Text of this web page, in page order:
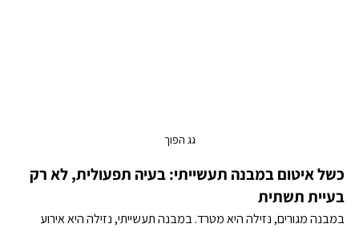
גג הפוך
כשל איטום במבנה תעשייתי: בעיה תפעולית, לא רק
בעיית תשתית
במבנה מגורים, נזילה היא מטרד. במבנה תעשייתי, נזילה היא אירוע